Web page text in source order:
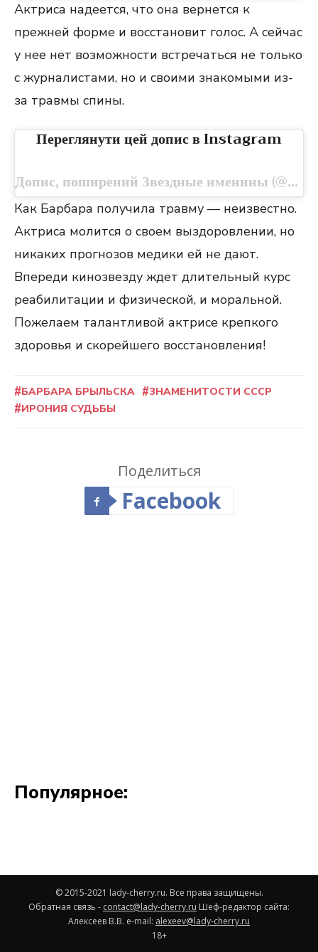
© 2015-2021 lady-cherry.ru. Все права защищены.
Обратная связь - contact@lady-cherry.ru Шеф-редактор сайта:
Алексеев В.В. e-mail: alexeev@lady-cherry.ru
18+